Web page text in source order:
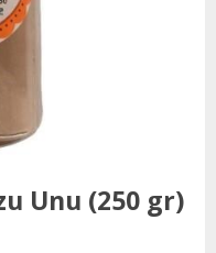
Unu (250 gr)